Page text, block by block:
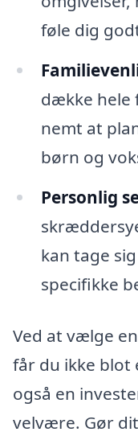
føle dig
dække hele
nemt at
børn og
Personlig
kan tage
specifikke
Ved at vælge
får du ikke blot
også en
velvære. Gør